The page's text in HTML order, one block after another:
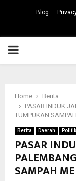
Blog
PRIMARY
Home
Berita
PASAR INDUK
TUMPUKAN
Berita Daerah Politik
PASAR
SAMPAH